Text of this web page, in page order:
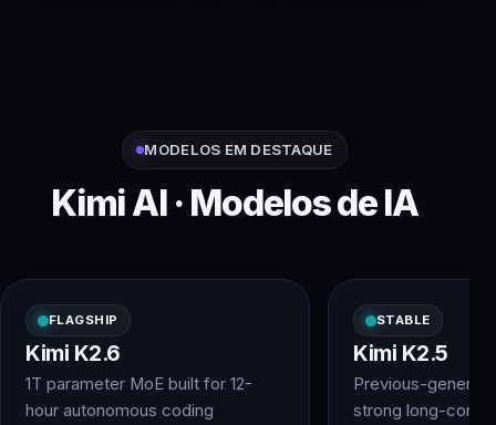
MODELOS EM DESTAQUE
Kimi AI · Modelos de IA
FLAGSHIP
Kimi K2.6
1T parameter MoE built for 12-
hour autonomous coding
STABLE
Kimi K2.5
Previous-
strong long-